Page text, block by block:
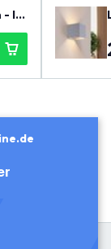
IP
Ant